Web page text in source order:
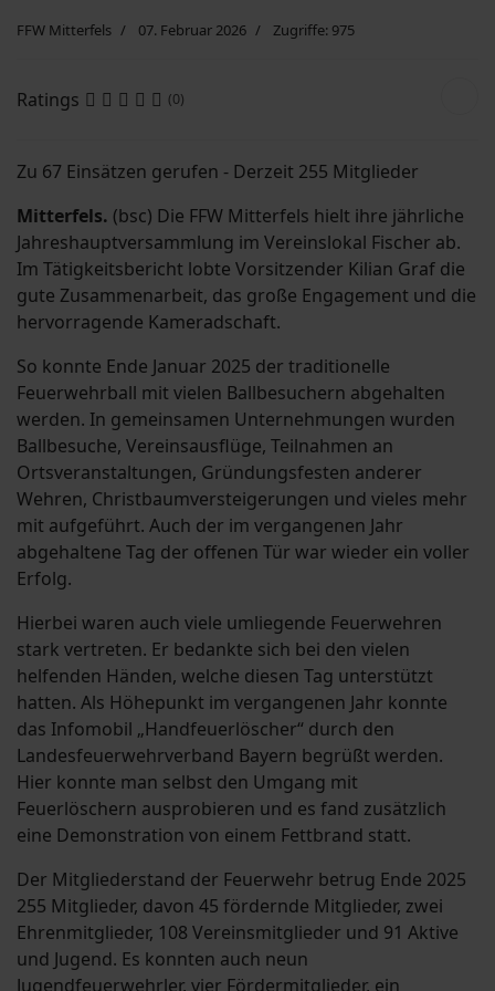
Suchen
FFW Mitterfels 07. Februar 2026 Zugriffe: 975
Ratings (0)
Zu 67 Einsätzen gerufen - Derzeit 255 Mitglieder
Mitterfels. (bsc) Die FFW Mitterfels hielt ihre jährliche
Jahreshauptversammlung im Vereinslokal Fischer ab.
Im Tätigkeitsbericht lobte Vorsitzender Kilian Graf die
gute Zusammenarbeit, das große Engagement und die
hervorragende Kameradschaft.
So konnte Ende Januar 2025 der traditionelle
Feuerwehrball mit vielen Ballbesuchern abgehalten
werden. In gemeinsamen Unternehmungen wurden
Ballbesuche, Vereinsausflüge, Teilnahmen an
Ortsveranstaltungen, Gründungsfesten anderer
Wehren, Christbaumversteigerungen und vieles mehr
mit aufgeführt. Auch der im vergangenen Jahr
abgehaltene Tag der offenen Tür war wieder ein voller
Erfolg.
Hierbei waren auch viele umliegende Feuerwehren
stark vertreten. Er bedankte sich bei den vielen
helfenden Händen, welche diesen Tag unterstützt
hatten. Als Höhepunkt im vergangenen Jahr konnte
das Infomobil „Handfeuerlöscher“ durch den
Landesfeuerwehrverband Bayern begrüßt werden.
Hier konnte man selbst den Umgang mit
Feuerlöschern ausprobieren und es fand zusätzlich
eine Demonstration von einem Fettbrand statt.
Der Mitgliederstand der Feuerwehr betrug Ende 2025
255 Mitglieder, davon 45 fördernde Mitglieder, zwei
Ehrenmitglieder, 108 Vereinsmitglieder und 91 Aktive
und Jugend. Es konnten auch neun
Jugendfeuerwehrler, vier Fördermitglieder, ein